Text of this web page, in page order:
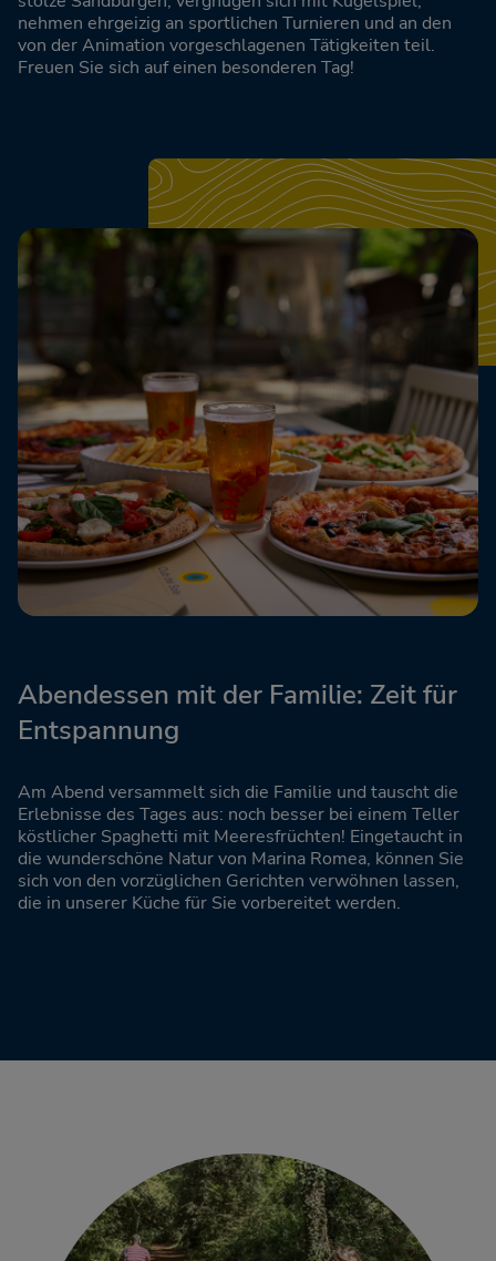
nehmen ehrgeizig an sportlichen Turnieren und an den
von der Animation vorgeschlagenen Tätigkeiten teil.
Freuen Sie sich auf einen besonderen Tag!
Abendessen mit der Familie: Zeit für
Entspannung
Am Abend versammelt sich die Familie und tauscht die
Erlebnisse des Tages aus: noch besser bei einem Teller
köstlicher Spaghetti mit Meeresfrüchten! Eingetaucht in
die wunderschöne Natur von Marina Romea, können Sie
sich von den vorzüglichen Gerichten verwöhnen lassen,
die in unserer Küche für Sie vorbereitet werden.